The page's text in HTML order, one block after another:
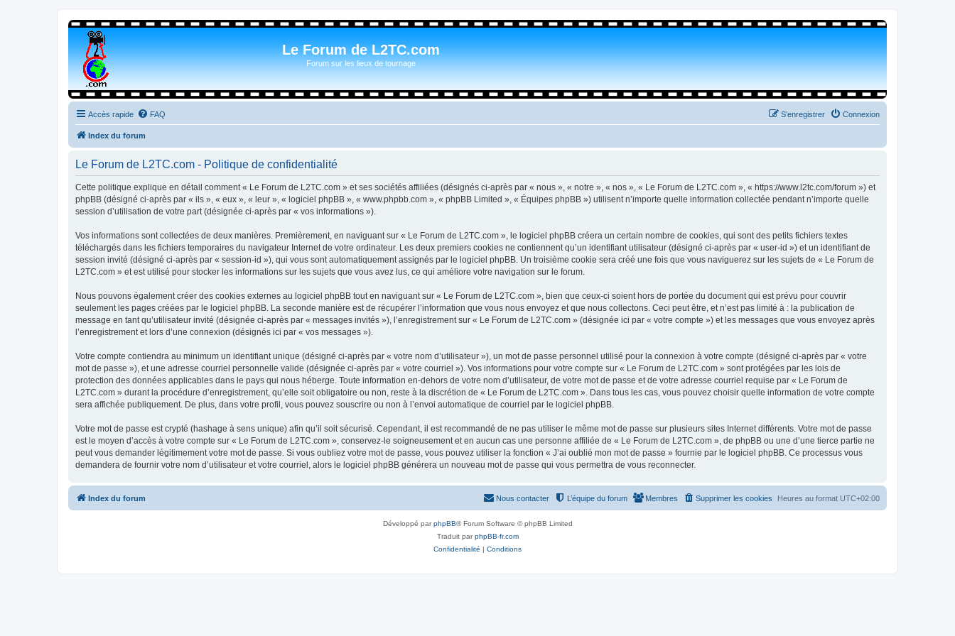
Le Forum de L2TC.com
Forum sur les lieux de tournage
Accès rapide FAQ Connexion
S’enregistrer
Index du forum
Le Forum de L2TC.com - Politique de confidentialité
Cette politique explique en détail comment « Le Forum de L2TC.com » et ses sociétés affiliées (désignés ci-après par « nous », « notre », « nos », « Le Forum de L2TC.com », « https://www.l2tc.com/forum ») et
phpBB (désigné ci-après par « ils », « eux », « leur », « logiciel phpBB », « www.phpbb.com », « phpBB Limited », « Équipes phpBB ») utilisent n’importe quelle information collectée pendant n’importe quelle
session d’utilisation de votre part (désignée ci-après par « vos informations »).
Vos informations sont collectées de deux manières. Premièrement, en naviguant sur « Le Forum de L2TC.com », le logiciel phpBB créera un certain nombre de cookies, qui sont des petits fichiers textes
téléchargés dans les fichiers temporaires du navigateur Internet de votre ordinateur. Les deux premiers cookies ne contiennent qu’un identifiant utilisateur (désigné ci-après par « user-id ») et un identifiant de
session invité (désigné ci-après par « session-id »), qui vous sont automatiquement assignés par le logiciel phpBB. Un troisième cookie sera créé une fois que vous naviguerez sur les sujets de « Le Forum de
L2TC.com » et est utilisé pour stocker les informations sur les sujets que vous avez lus, ce qui améliore votre navigation sur le forum.
Nous pouvons également créer des cookies externes au logiciel phpBB tout en naviguant sur « Le Forum de L2TC.com », bien que ceux-ci soient hors de portée du document qui est prévu pour couvrir
seulement les pages créées par le logiciel phpBB. La seconde manière est de récupérer l’information que vous nous envoyez et que nous collectons. Ceci peut être, et n’est pas limité à : la publication de
message en tant qu’utilisateur invité (désignée ci-après par « messages invités »), l’enregistrement sur « Le Forum de L2TC.com » (désignée ici par « votre compte ») et les messages que vous envoyez après
l’enregistrement et lors d’une connexion (désignés ici par « vos messages »).
Votre compte contiendra au minimum un identifiant unique (désigné ci-après par « votre nom d’utilisateur »), un mot de passe personnel utilisé pour la connexion à votre compte (désigné ci-après par « votre
mot de passe »), et une adresse courriel personnelle valide (désignée ci-après par « votre courriel »). Vos informations pour votre compte sur « Le Forum de L2TC.com » sont protégées par les lois de
protection des données applicables dans le pays qui nous héberge. Toute information en-dehors de votre nom d’utilisateur, de votre mot de passe et de votre adresse courriel requise par « Le Forum de
L2TC.com » durant la procédure d’enregistrement, qu’elle soit obligatoire ou non, reste à la discrétion de « Le Forum de L2TC.com ». Dans tous les cas, vous pouvez choisir quelle information de votre compte
sera affichée publiquement. De plus, dans votre profil, vous pouvez souscrire ou non à l’envoi automatique de courriel par le logiciel phpBB.
Votre mot de passe est crypté (hashage à sens unique) afin qu’il soit sécurisé. Cependant, il est recommandé de ne pas utiliser le même mot de passe sur plusieurs sites Internet différents. Votre mot de passe
est le moyen d’accès à votre compte sur « Le Forum de L2TC.com », conservez-le soigneusement et en aucun cas une personne affiliée de « Le Forum de L2TC.com », de phpBB ou une d’une tierce partie ne
peut vous demander légitimement votre mot de passe. Si vous oubliez votre mot de passe, vous pouvez utiliser la fonction « J’ai oublié mon mot de passe » fournie par le logiciel phpBB. Ce processus vous
demandera de fournir votre nom d’utilisateur et votre courriel, alors le logiciel phpBB générera un nouveau mot de passe qui vous permettra de vous reconnecter.
Index du forum Heures au format UTC+02:00
Supprimer les cookies
Membres
L’équipe du forum
Nous contacter
Développé parphpBB® Forum Software © phpBB Limited
Traduit parphpBB-fr.com
Confidentialité | Conditions